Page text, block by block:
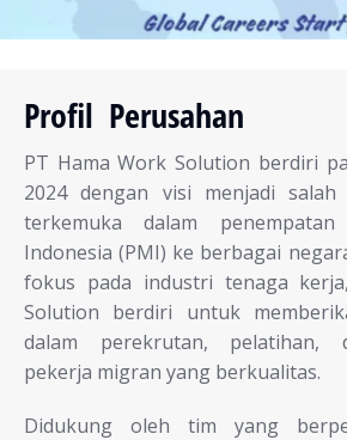
Profil Perusahan
PT Hama Work Solution berdiri
2024 dengan visi menjadi salah
terkemuka dalam
Indonesia (PMI) ke berbagai
fokus pada industri tenaga
Solution berdiri untuk
dalam perekrutan, pelatihan,
pekerja migran yang berkualitas.
Didukung oleh tim yang